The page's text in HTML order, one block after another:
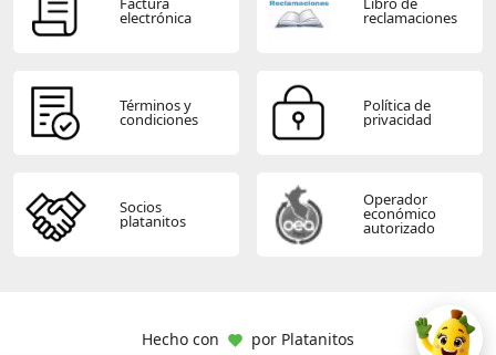
electrónica reclamaciones
Términos y
condiciones
Política de
privacidad
Socios
platanitos
Operador
económico
autorizado
Hecho con por Platanitos